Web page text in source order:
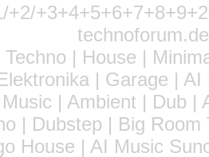
+2/
| House |
| Garage |
| Ambient | Dub
| Dubstep | Big
House | AI Music